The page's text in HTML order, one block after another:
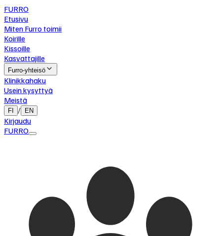
FURRO
Etusivu
Miten Furro toimii
Koirille
Kissoille
Kasvattajille
Furro-yhteisö
Klinikkahaku
Usein kysyttyä
Meistä
FI / EN
Kirjaudu
FURRO